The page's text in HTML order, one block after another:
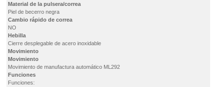
Material de la pulsera/correa
Piel de becerro negra
Cambio rápido de correa
NO
Hebilla
Cierre desplegable de acero inoxidable
Movimiento
Movimiento
Movimiento de manufactura automático ML292
Funciones
Funciones: